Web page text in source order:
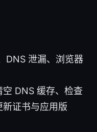
DNS 泄漏、浏览器
DNS 缓存、检查
证书与应用版